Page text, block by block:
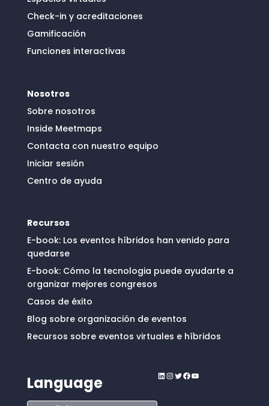
Check-in y acreditaciones
Gamificación
Funciones interactivas
Nosotros
Sobre nosotros
Inside Meetmaps
Contacta con nuestro equipo
Iniciar sesión
Centro de ayuda
Recursos
E-book: Los eventos híbridos han venido para
quedarse
E-book: Cómo la tecnologia puede ayudarte a
organizar mejores congresos
Casos de éxito
Blog sobre organización de eventos
Recursos sobre eventos virtuales e híbridos
Language LinkedIn
Instagram
Twitter
Facebook
YouTube